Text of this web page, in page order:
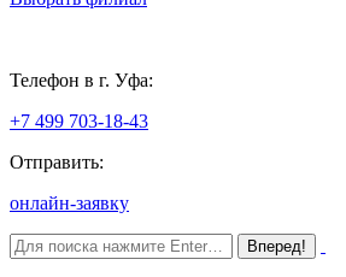
Телефон в г. Уфа:
+7 499 703-18-43
Отправить:
онлайн-заявку